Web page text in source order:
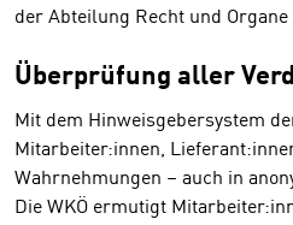
der Abteilung Recht und
Überprüfung aller
Mit dem Hinweisgebersystem
Mitarbeiter:innen,
Wahrnehmungen – auch in
Die WKÖ ermutigt